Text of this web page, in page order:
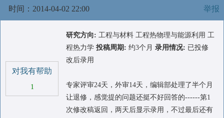
时间：2014-04-02 22:00
举报
对我有帮助
1
研究方向: 工程与材料 工程热物理与能源利用 工
程热力学 投稿周期: 约3个月 录用情况: 已投修
改后录用
专家评审24天，外审14天，编辑部处理了半个月
让退修，感觉提的问题还挺不好回答的------第1
次修改稿返回，两天后显示录用，不过最后还有